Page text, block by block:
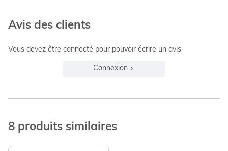
Avis des clients
Vous devez être connecté pour pouvoir écrire un avis
Connexion
8 produits similaires